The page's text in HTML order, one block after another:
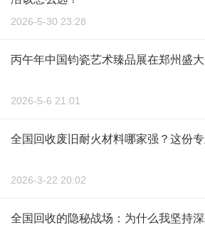
2026-5-30 23:28
丙午年中国钧瓷艺术臻品展在郑州盛
2026-5-6 21:01
全国回收废旧耐火材料哪家强？这份
2026-3-22 20:02
全国回收的隐秘战场：为什么我坚持